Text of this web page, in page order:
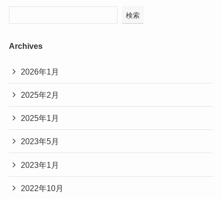
検索
Archives
2026年1月
2025年2月
2025年1月
2023年5月
2023年1月
2022年10月